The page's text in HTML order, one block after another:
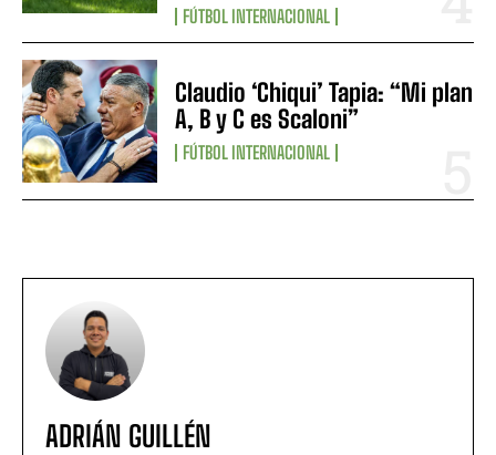
FÚTBOL INTERNACIONAL
Claudio ‘Chiqui’ Tapia: “Mi plan
A, B y C es Scaloni”
FÚTBOL INTERNACIONAL
ADRIÁN GUILLÉN